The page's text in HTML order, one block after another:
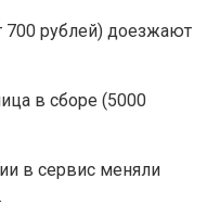
700 рублей) доезжают
в сборе (5000
в сервис меняли